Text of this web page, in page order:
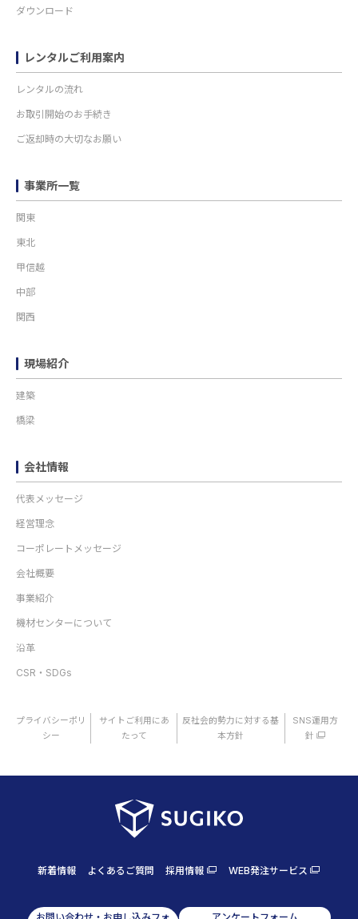
ダウンロード
レンタルご利用案内
レンタルの流れ
お取引開始のお手続き
ご返却時の大切なお願い
事業所一覧
関東
東北
甲信越
中部
関西
現場紹介
建築
橋梁
会社情報
代表メッセージ
経営理念
コーポレートメッセージ
会社概要
事業紹介
機材センターについて
沿革
CSR・SDGs
プライバシーポリ
シー
サイトご利用にあ
たって
反社会的勢力に対する基
本方針
SNS運用方
針
新着情報 よくあるご質問 採用情報 WEB発注サービス